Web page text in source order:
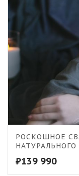
РОСКОШНОЕ
₽139 990